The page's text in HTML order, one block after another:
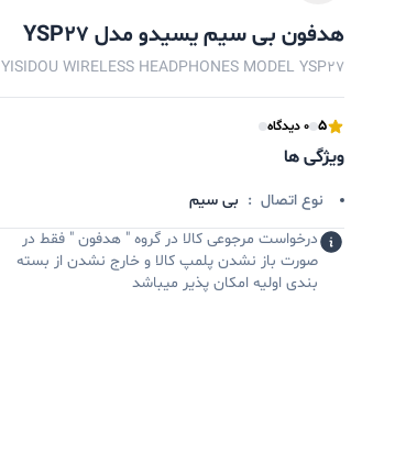
هدفون بی سیم یسیدو مدل YSP27
YISIDOU WIRELESS HEADPHONES MODEL YSP27
5 0 دیدگاه
ویژگی ها
نوع اتصال : بی سیم
درخواست مرجوعی کالا در گروه " هدفون " فقط در
صورت باز نشدن پلمپ کالا و خارج نشدن از بسته
بندی اولیه امکان پذیر میباشد